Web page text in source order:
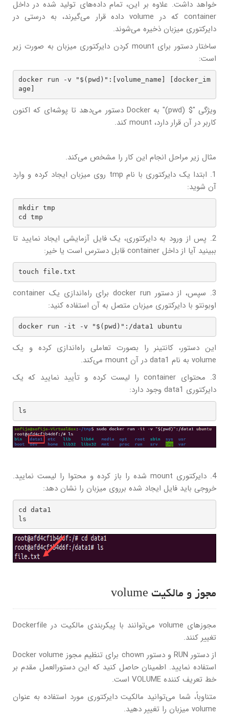
خواهد داشت. علاوه بر این، تمام داده‌های تولید شده در داخل
container که در volume داده قرار می‌گیرند، به درستی در
دایرکتوری میزبان ذخیره می‌شوند.
ساختار دستور برای mount کردن دایرکتوری میزبان به صورت زیر
است:
docker run -v "$(pwd)":[volume_name] [docker_im
age]
ویژگی "$ (pwd)" به Docker دستور می‌دهد تا پوشه‌ای که اکنون
کاربر در آن قرار دارد، mount کند.
مثال زیر مراحل انجام این کار را مشخص می‌کند.
1. ابتدا یک دایرکتوری با نام tmp روی میزبان ایجاد کرده و وارد
آن شوید:
mkdir tmp
cd tmp
2. پس از ورود به دایرکتوری، یک فایل آزمایشی ایجاد نمایید تا
ببینید آیا از داخل container قابل دسترس است یا خیر:
touch file.txt
3. سپس، از دستور docker run برای راه‌اندازی یک container
اوبونتو با دایرکتوری میزبان متصل به آن استفاده کنید:
docker run -it -v "$(pwd)":/data1 ubuntu
این دستور، کانتینر را بصورت تعاملی راه‌اندازی کرده و یک
volume به نام data1 در آن mount می‌کند.
3. محتوای container را لیست کرده و تأیید نمایید که یک
دایرکتوری data1 وجود دارد:
ls
4. دایرکتوری mount شده را باز کرده و محتوا را لیست نمایید.
خروجی باید فایل ایجاد شده برروی میزبان را نشان دهد:
cd data1
ls
مجوز و مالکیت volume
مجوزهای volume می‌توانند با پیکربندی مالکیت در Dockerfile
تغییر کنند.
از دستور RUN و دستور chown برای تنظیم مجوز Docker volume
استفاده نمایید. اطمینان حاصل کنید که این دستورالعمل مقدم بر
خط تعریف کننده VOLUME است.
متناوباً، شما می‌توانید مالکیت دایرکتوری مورد استفاده به عنوان
volume میزبان را تغییر دهید.